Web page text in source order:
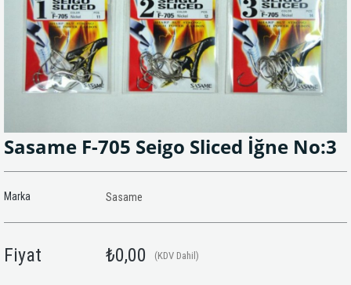
Sasame F-705 Seigo Sliced İğne No:3
Marka Sasame
Fiyat ₺0,00 (KDV Dahil)